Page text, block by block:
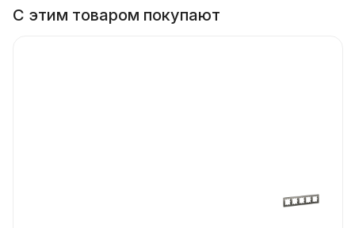
С этим товаром покупают